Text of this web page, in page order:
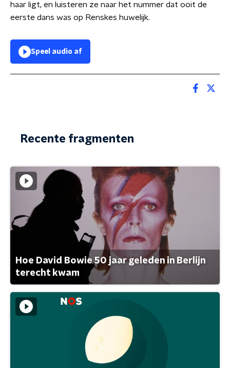
haar ligt, en luisteren ze naar het nummer dat ooit de
eerste dans was op Renskes huwelijk.
Speel audio af
Recente fragmenten
Hoe David Bowie 50 jaar geleden in Berlijn
terecht kwam